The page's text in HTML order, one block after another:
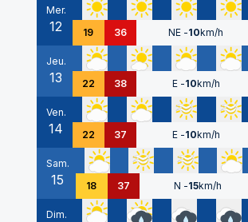
Mer.
12 19 36 NE -10km/h
Jeu.
13 22 38 E -10km/h
Ven.
14 22 37 E -10km/h
Sam.
15 18 37 N -15km/h
Dim.